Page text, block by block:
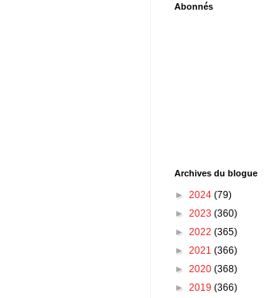
Abonnés
Archives du blogue
► 2024 (79)
► 2023 (360)
► 2022 (365)
► 2021 (366)
► 2020 (368)
► 2019 (366)